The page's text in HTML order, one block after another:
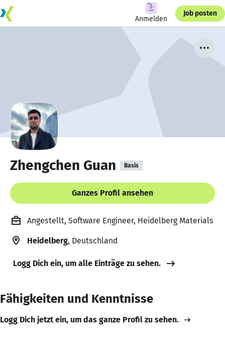
Anmelden
Job posten
Zhengchen Guan Basis
Ganzes Profil ansehen
Angestellt, Software Engineer, Heidelberg Materials
Heidelberg, Deutschland
Logg Dich ein, um alle Einträge zu sehen.
Fähigkeiten und Kenntnisse
Logg Dich jetzt ein, um das ganze Profil zu sehen.